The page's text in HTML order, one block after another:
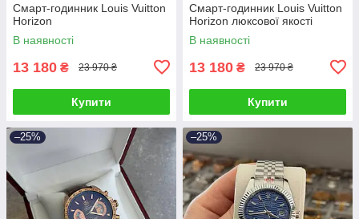
Смарт-годинник Louis Vuitton
Horizon
В наявності
13 180 ₴ 23 970 ₴
Купити
Смарт-годинник Louis Vuitton
Horizon люксової якості
В наявності
13 180 ₴ 23 970 ₴
Купити
–25% –25%